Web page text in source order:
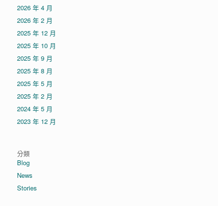
2026 年 4 月
2026 年 2 月
2025 年 12 月
2025 年 10 月
2025 年 9 月
2025 年 8 月
2025 年 5 月
2025 年 2 月
2024 年 5 月
2023 年 12 月
分類
Blog
News
Stories